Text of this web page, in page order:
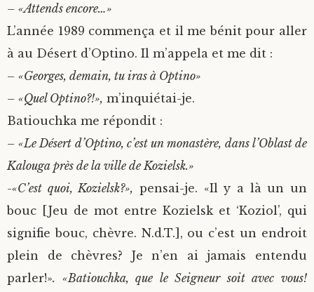
– «Attends encore…»
L’année 1989 commença et il me bénit pour aller
à au Désert d’Optino. Il m’appela et me dit :
– «Georges, demain, tu iras à Optino»
– «Quel Optino?!», m’inquiétai-je.
Batiouchka me répondit :
– «Le Désert d’Optino, c’est un monastère, dans l’Oblast de
Kalouga près de la ville de Kozielsk.»
-«C’est quoi, Kozielsk?», pensai-je. «Il y a là un un
bouc [Jeu de mot entre Kozielsk et ‘Koziol’, qui
signifie bouc, chèvre. N.d.T.], ou c’est un endroit
plein de chèvres? Je n’en ai jamais entendu
parler!». «Batiouchka, que le Seigneur soit avec vous!